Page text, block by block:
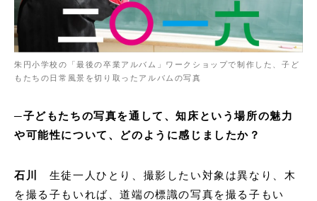
朱円小学校の「最後の卒業アルバム」ワークショップで制作した、子ど
もたちの日常風景を切り取ったアルバムの写真
─子どもたちの写真を通して、知床という場所の魅力
や可能性について、どのように感じましたか？
石川
生徒一人ひとり、撮影したい対象は異なり、木
を撮る子もいれば、道端の標識の写真を撮る子もい